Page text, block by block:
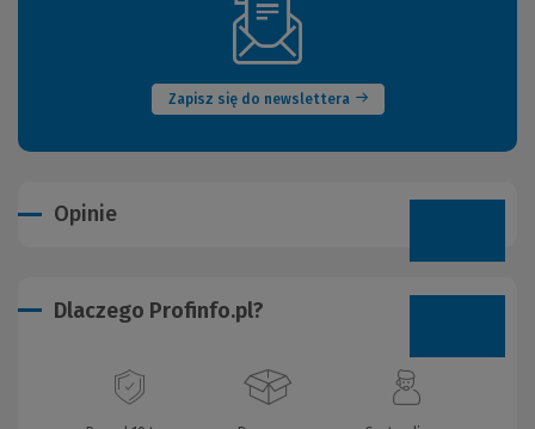
Zapisz się do newslettera
(Nowe
okno)
Opinie
Dlaczego Profinfo.pl?